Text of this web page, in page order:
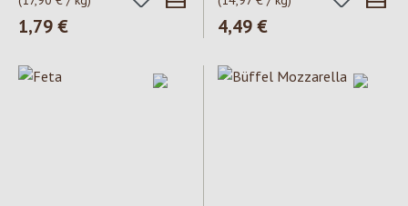
Regulärer Preis:
1,79 € Regulärer Preis:
4,49 €